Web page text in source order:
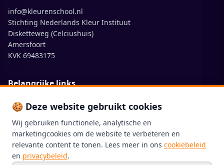
info@kleurenschool.nl
Stichting Nederlands Kleur Instituut
Disketteweg (Celciushuis)
Amersfoort
KVK 69483175
Belangrijke links
nederlandskleurinstituut.nl
ral-shop.nl
ncskleuren.nl
ral.de
colorexpertshub.nl
🍪 Deze website gebruikt cookies
Wij gebruiken functionele, analytische en
marketingcookies om de website te verbeteren en
relevante content te tonen. Lees meer in ons cookiebeleid
en privacybeleid.